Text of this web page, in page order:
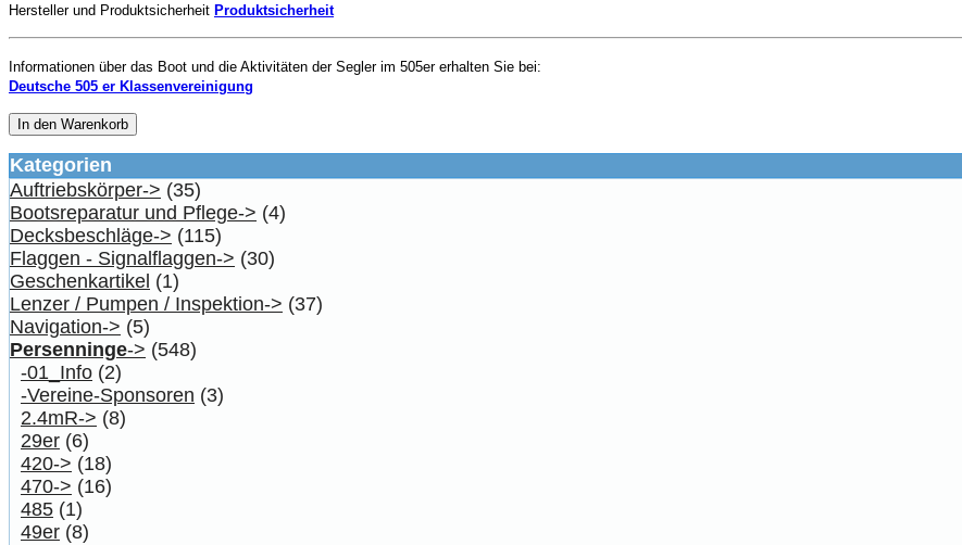
Hersteller und Produktsicherheit Produktsicherheit
Informationen über das Boot und die Aktivitäten der Segler im 505er erhalten Sie bei:
Deutsche 505 er Klassenvereinigung
In den Warenkorb
Kategorien
Auftriebskörper-> (35)
Bootsreparatur und Pflege-> (4)
Decksbeschläge-> (115)
Flaggen - Signalflaggen-> (30)
Geschenkartikel (1)
Lenzer / Pumpen / Inspektion-> (37)
Navigation-> (5)
Persenninge-> (548)
-01_Info (2)
-Vereine-Sponsoren (3)
2.4mR-> (8)
29er (6)
420-> (18)
470-> (16)
485 (1)
49er (8)